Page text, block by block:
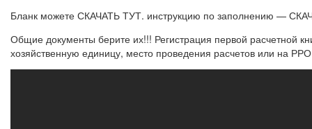
Бланк можете СКАЧАТЬ ТУТ. инструкцию по заполнению —
Общие документы берите их!!! Регистрация первой расчетной
хозяйственную единицу, место проведения расчетов или на